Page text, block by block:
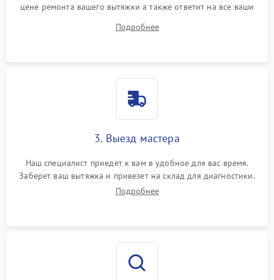
цене ремонта вашего вытяжки а также ответит на все ваши
Подробнее
3. Выезд мастера
Наш специалист приедет к вам в удобное для вас время.
Заберет ваш вытяжка и привезет на склад для диагностики.
Подробнее